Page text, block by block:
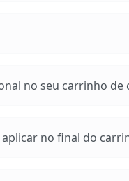
no seu carrinho de
no final do